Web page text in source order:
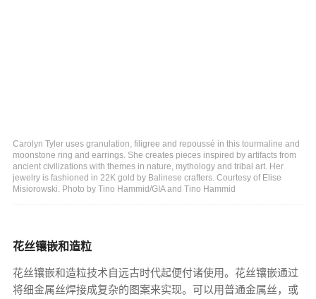
Carolyn Tyler uses granulation, filigree and repoussé in this tourmaline and
moonstone ring and earrings. She creates pieces inspired by artifacts from
ancient civilizations with themes in nature, mythology and tribal art. Her
jewelry is fashioned in 22K gold by Balinese crafters. Courtesy of Elise
Misiorowski. Photo by Tino Hammid/GIA and Tino Hammid
花丝镶嵌和造粒
花丝镶嵌和造粒技术自远古时代起便付诸使用。花丝镶嵌通过
将细金属丝焊接成复杂的图案来实现。可以用普通金属丝，或